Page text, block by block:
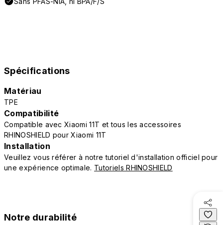
Spécifications
Matériau
TPE
Compatibilité
Compatible avec Xiaomi 11T et tous les accessoires
RHINOSHIELD pour Xiaomi 11T
Installation
Veuillez vous référer à notre tutoriel d'installation officiel pour
une expérience optimale. Tutoriels RHINOSHIELD
Notre durabilité